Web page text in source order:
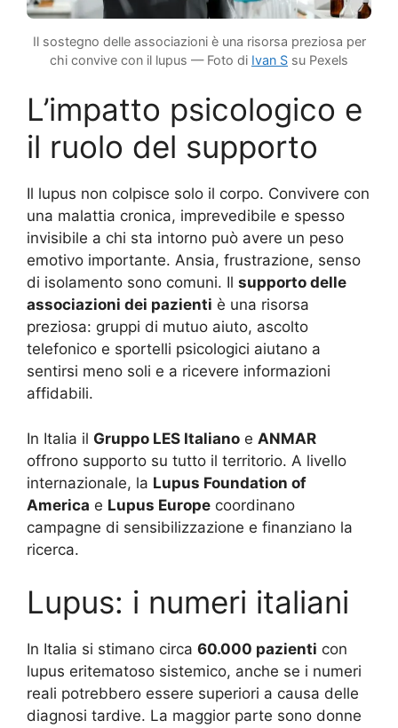
Il sostegno delle associazioni è una risorsa preziosa per
chi convive con il lupus — Foto di Ivan S su Pexels
L’impatto psicologico e
il ruolo del supporto
Il lupus non colpisce solo il corpo. Convivere con
una malattia cronica, imprevedibile e spesso
invisibile a chi sta intorno può avere un peso
emotivo importante. Ansia, frustrazione, senso
di isolamento sono comuni. Il supporto delle
associazioni dei pazienti è una risorsa
preziosa: gruppi di mutuo aiuto, ascolto
telefonico e sportelli psicologici aiutano a
sentirsi meno soli e a ricevere informazioni
affidabili.
In Italia il Gruppo LES Italiano e ANMAR
offrono supporto su tutto il territorio. A livello
internazionale, la Lupus Foundation of
America e Lupus Europe coordinano
campagne di sensibilizzazione e finanziano la
ricerca.
Lupus: i numeri italiani
In Italia si stimano circa 60.000 pazienti con
lupus eritematoso sistemico, anche se i numeri
reali potrebbero essere superiori a causa delle
diagnosi tardive. La maggior parte sono donne